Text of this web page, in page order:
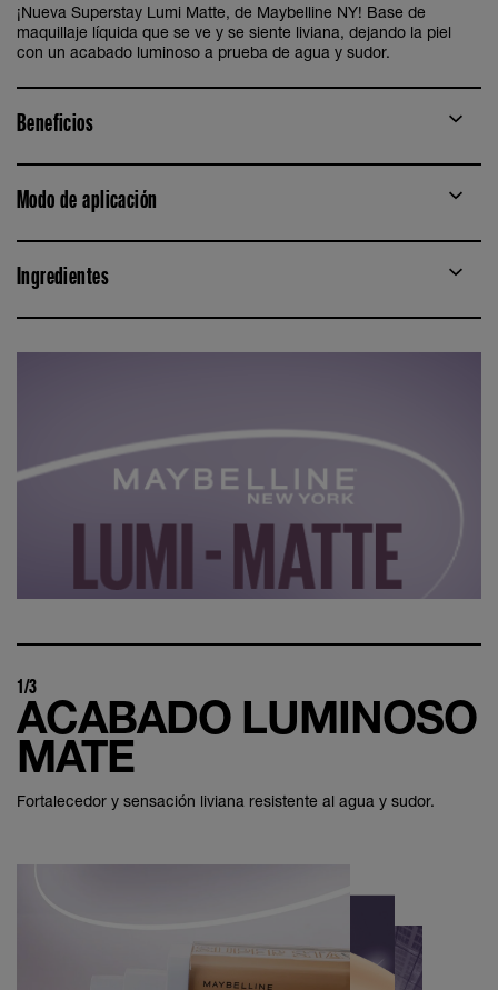
¡Nueva Superstay Lumi Matte, de Maybelline NY! Base de
maquillaje líquida que se ve y se siente liviana, dejando la piel
con un acabado luminoso a prueba de agua y sudor.
Beneficios
Modo de aplicación
Ingredientes
1/3
ACABADO LUMINOSO
MATE
Fortalecedor y sensación liviana resistente al agua y sudor.